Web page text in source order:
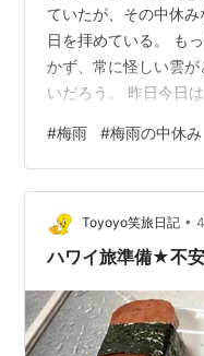
ていたが、その中休
日を拝めている。 も
かず、常に怪しい雲
いだろう。 昨日今日
ーターなどの上着を着
ちろん、湿度の高さ
の数値はというと、
すると若干の気休めに
を否めないので、窓
#梅雨 #梅雨の中休み
Toyoyo笑旅日記 •
ハワイ旅準備★不安